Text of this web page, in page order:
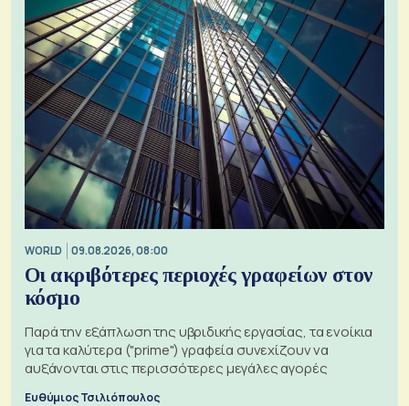
WORLD 09.08.2026, 08:00
Οι ακριβότερες περιοχές γραφείων στον
κόσμο
Παρά την εξάπλωση της υβριδικής εργασίας, τα ενοίκια
για τα καλύτερα ("prime") γραφεία συνεχίζουν να
αυξάνονται στις περισσότερες μεγάλες αγορές
Ευθύμιος Τσιλιόπουλος